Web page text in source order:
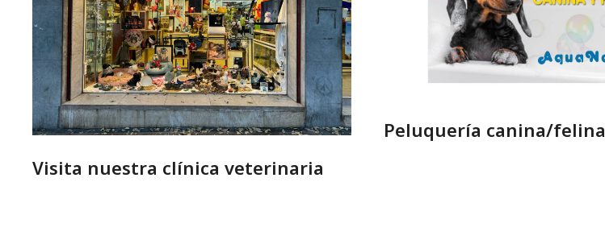
Visita nuestra clínica veterinaria
Peluquería canina/felina